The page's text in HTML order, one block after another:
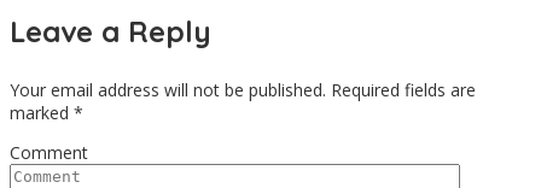
Leave a Reply
Your email address will not be published. Required fields are
marked *
Comment